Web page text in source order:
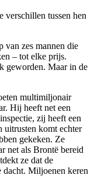
verschillen tussen hen
van zes mannen die
– tot elke prijs.
geworden. Maar in de
multimiljonair
Hij heeft net een
zij heeft een
uitrusten komt echter
gekeken. Ze
net als Brontë bereid
ze dat de
dacht. Miljoenen keren